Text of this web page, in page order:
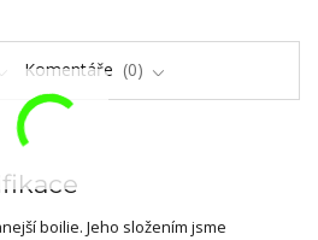
Komentáře 0
boilie. Jeho složením jsme